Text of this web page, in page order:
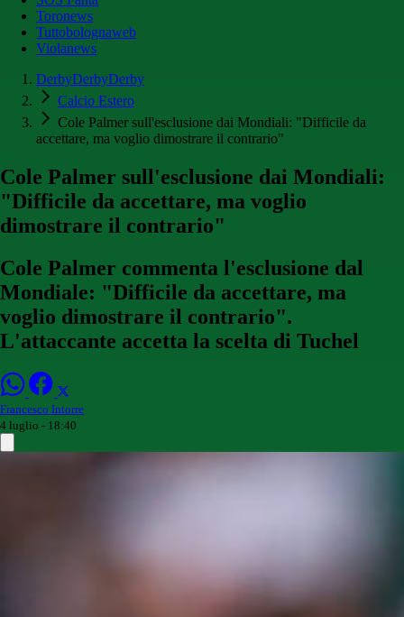
Toronews
Tuttobolognaweb
Violanews
DerbyDerbyDerby
Calcio Estero
Cole Palmer sull'esclusione dai Mondiali: "Difficile da
accettare, ma voglio dimostrare il contrario"
Cole Palmer sull'esclusione dai Mondiali:
"Difficile da accettare, ma voglio
dimostrare il contrario"
Cole Palmer commenta l'esclusione dal
Mondiale: "Difficile da accettare, ma
voglio dimostrare il contrario".
L'attaccante accetta la scelta di Tuchel
Francesco Intorre
4 luglio - 18:40